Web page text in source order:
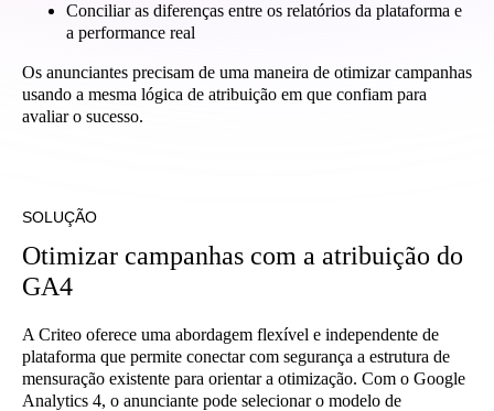
Conciliar as diferenças entre os relatórios da plataforma e
a performance real
Os anunciantes precisam de uma maneira de otimizar campanhas
usando a mesma lógica de atribuição em que confiam para
avaliar o sucesso.
SOLUÇÃO
Otimizar campanhas com a atribuição do
GA4
A Criteo oferece uma abordagem flexível e independente de
plataforma que permite conectar com segurança a estrutura de
mensuração existente para orientar a otimização. Com o Google
Analytics 4, o anunciante pode selecionar o modelo de